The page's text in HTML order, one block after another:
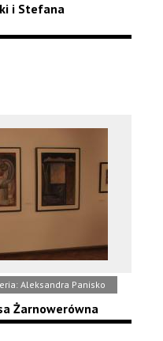
i Stefana
Aleksandra Panisko
Żarnowerówna